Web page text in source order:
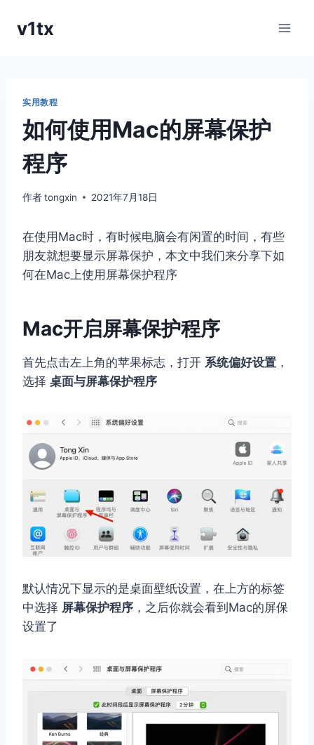
v1tx
实用教程
如何使用Mac的屏幕保护
程序
作者tongxin 2021年7月18日
在使用Mac时，有时候电脑会有闲置的时间，有些
朋友就想要显示屏幕保护，本文中我们来分享下如
何在Mac上使用屏幕保护程序
Mac开启屏幕保护程序
首先点击左上角的苹果标志，打开 系统偏好设置 ，
选择 桌面与屏幕保护程序
默认情况下显示的是桌面壁纸设置，在上方的标签
中选择 屏幕保护程序 ，之后你就会看到Mac的屏保
设置了